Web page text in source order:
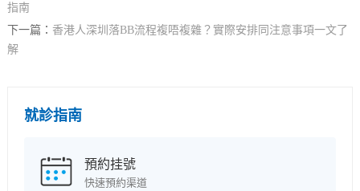
指南
下一篇： 香港人深圳落BB流程複唔複雜？實際安排同注意事項一文了
解
就診指南
預約挂號
快速預約渠道